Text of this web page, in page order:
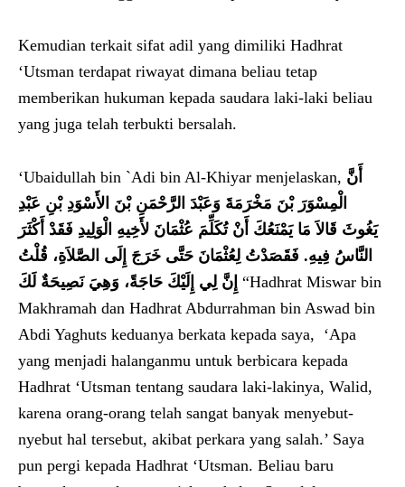
Kemudian terkait sifat adil yang dimiliki Hadhrat
‘Utsman terdapat riwayat dimana beliau tetap
memberikan hukuman kepada saudara laki-laki beliau
yang juga telah terbukti bersalah.
‘Ubaidullah bin `Adi bin Al-Khiyar menjelaskan, أَنَّ
الْمِسْوَرَ بْنَ مَخْرَمَةَ وَعَبْدَ الرَّحْمَنِ بْنَ الأَسْوَدِ بْنِ عَبْدِ
يَغُوثَ قَالاَ مَا يَمْنَعُكَ أَنْ تُكَلِّمَ عُثْمَانَ لأَخِيهِ الْوَلِيدِ فَقَدْ أَكْثَرَ
النَّاسُ فِيهِ‏.‏ فَقَصَدْتُ لِعُثْمَانَ حَتَّى خَرَجَ إِلَى الصَّلاَةِ، قُلْتُ
إِنَّ لِي إِلَيْكَ حَاجَةً، وَهِيَ نَصِيحَةٌ لَكَ‏ “Hadhrat Miswar bin
Makhramah dan Hadhrat Abdurrahman bin Aswad bin
Abdi Yaghuts keduanya berkata kepada saya, ‘Apa
yang menjadi halanganmu untuk berbicara kepada
Hadhrat ‘Utsman tentang saudara laki-lakinya, Walid,
karena orang-orang telah sangat banyak menyebut-
nyebut hal tersebut, akibat perkara yang salah.’ Saya
pun pergi kepada Hadhrat ‘Utsman. Beliau baru